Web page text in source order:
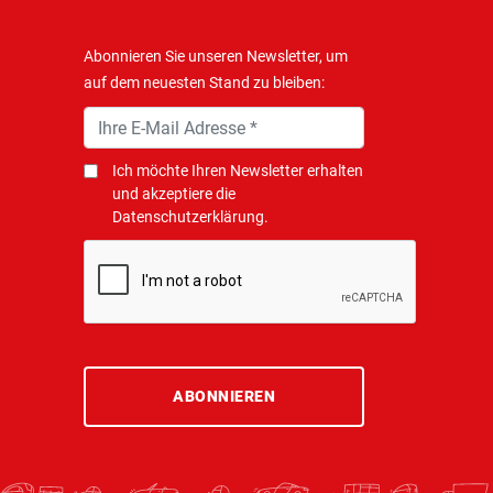
Abonnieren Sie unseren Newsletter, um
auf dem neuesten Stand zu bleiben:
Ich möchte Ihren Newsletter erhalten
und akzeptiere die
Datenschutzerklärung.
ABONNIEREN